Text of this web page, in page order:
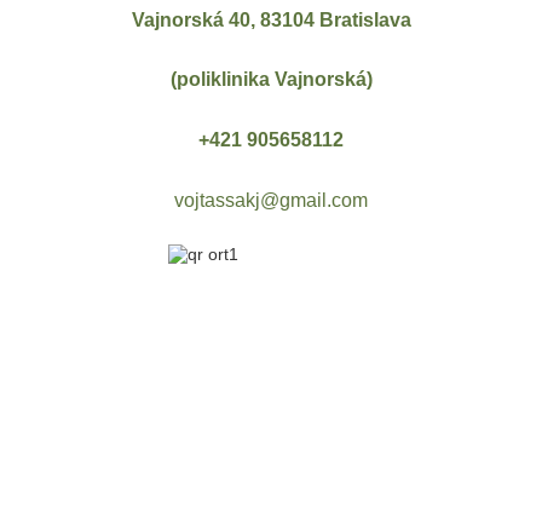
Vajnorská 40, 83104 Bratislava
(poliklinika Vajnorská)
+421 905658112
vojtassakj@gmail.com